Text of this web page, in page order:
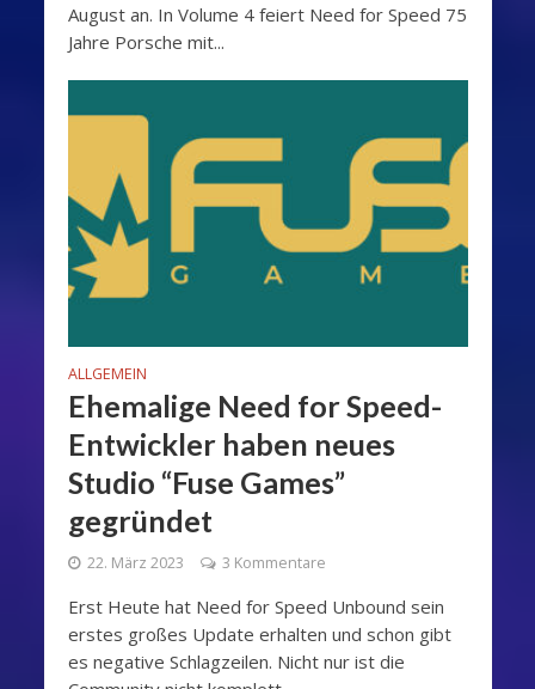
August an. In Volume 4 feiert Need for Speed 75
Jahre Porsche mit...
ALLGEMEIN
Ehemalige Need for Speed-
Entwickler haben neues
Studio “Fuse Games”
gegründet
22. März 2023 3 Kommentare
Erst Heute hat Need for Speed Unbound sein
erstes großes Update erhalten und schon gibt
es negative Schlagzeilen. Nicht nur ist die